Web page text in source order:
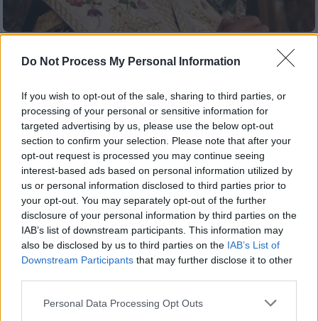
Do Not Process My Personal Information
If you wish to opt-out of the sale, sharing to third parties, or
processing of your personal or sensitive information for
targeted advertising by us, please use the below opt-out
section to confirm your selection. Please note that after your
opt-out request is processed you may continue seeing
interest-based ads based on personal information utilized by
us or personal information disclosed to third parties prior to
your opt-out. You may separately opt-out of the further
disclosure of your personal information by third parties on the
IAB’s list of downstream participants. This information may
also be disclosed by us to third parties on the IAB’s List of
Downstream Participants that may further disclose it to other
Please note that this website/app uses one or more Google
Personal Data Processing Opt Outs
Βαρθολομαίος για τη χυδαία ανάρτηση
Μητροπολίτη κατά της Καρυστιανού:
«Κανείς δε δικαιούται να προσβάλει μία
χαροκαμένη μάνα»
Όσα ανέφερε ο Οικουμενικός Πατριάρχης
μετά τον Μεγάλο Εσπερινό στον
Πατριαρχικό Ναό του Αγίου Γεωργίου